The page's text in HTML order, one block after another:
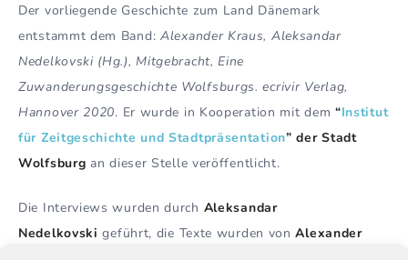
Der vorliegende Geschichte zum Land Dänemark
entstammt dem Band: Alexander Kraus, Aleksandar
Nedelkovski (Hg.), Mitgebracht, Eine
Zuwanderungsgeschichte Wolfsburgs. ecrivir Verlag,
Hannover 2020. Er wurde in Kooperation mit dem “Institut
für Zeitgeschichte und Stadtpräsentation” der Stadt
Wolfsburg an dieser Stelle veröffentlicht.
Die Interviews wurden durch Aleksandar
Nedelkovski geführt, die Texte wurden vonAlexander